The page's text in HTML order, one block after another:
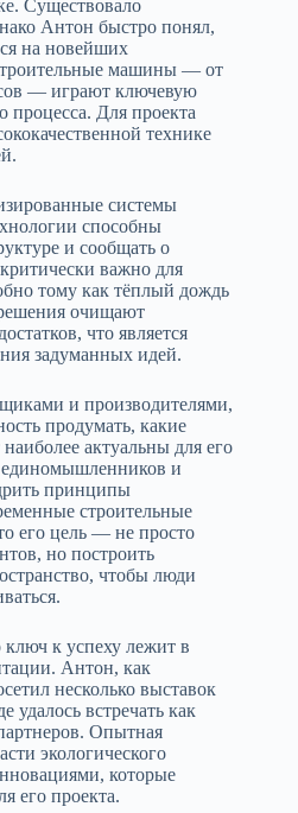
Существовало
Антон быстро понял,
на новейших
машины — от
— играют ключевую
процесса. Для проекта
технике
системы
способны
и сообщать о
важно для
тому как тёплый дождь
очищают
что является
задуманных идей.
и производителями,
продумать, какие
актуальны для его
единомышленников и
принципы
строительные
его цель — не просто
но построить
чтобы люди
ключ к успеху лежит в
Антон, как
несколько выставок
удалось встречать как
Опытная
экологического
которые
его проекта.